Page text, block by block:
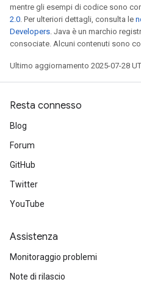
mentre gli esempi di codice sono
2.0. Per ulteriori dettagli, consulta le
Developers. Java è un marchio
consociate. Alcuni contenuti sono
Ultimo aggiornamento 2025-07-28
Resta connesso
Blog
Forum
GitHub
Twitter
YouTube
Assistenza
Monitoraggio problemi
Note di rilascio